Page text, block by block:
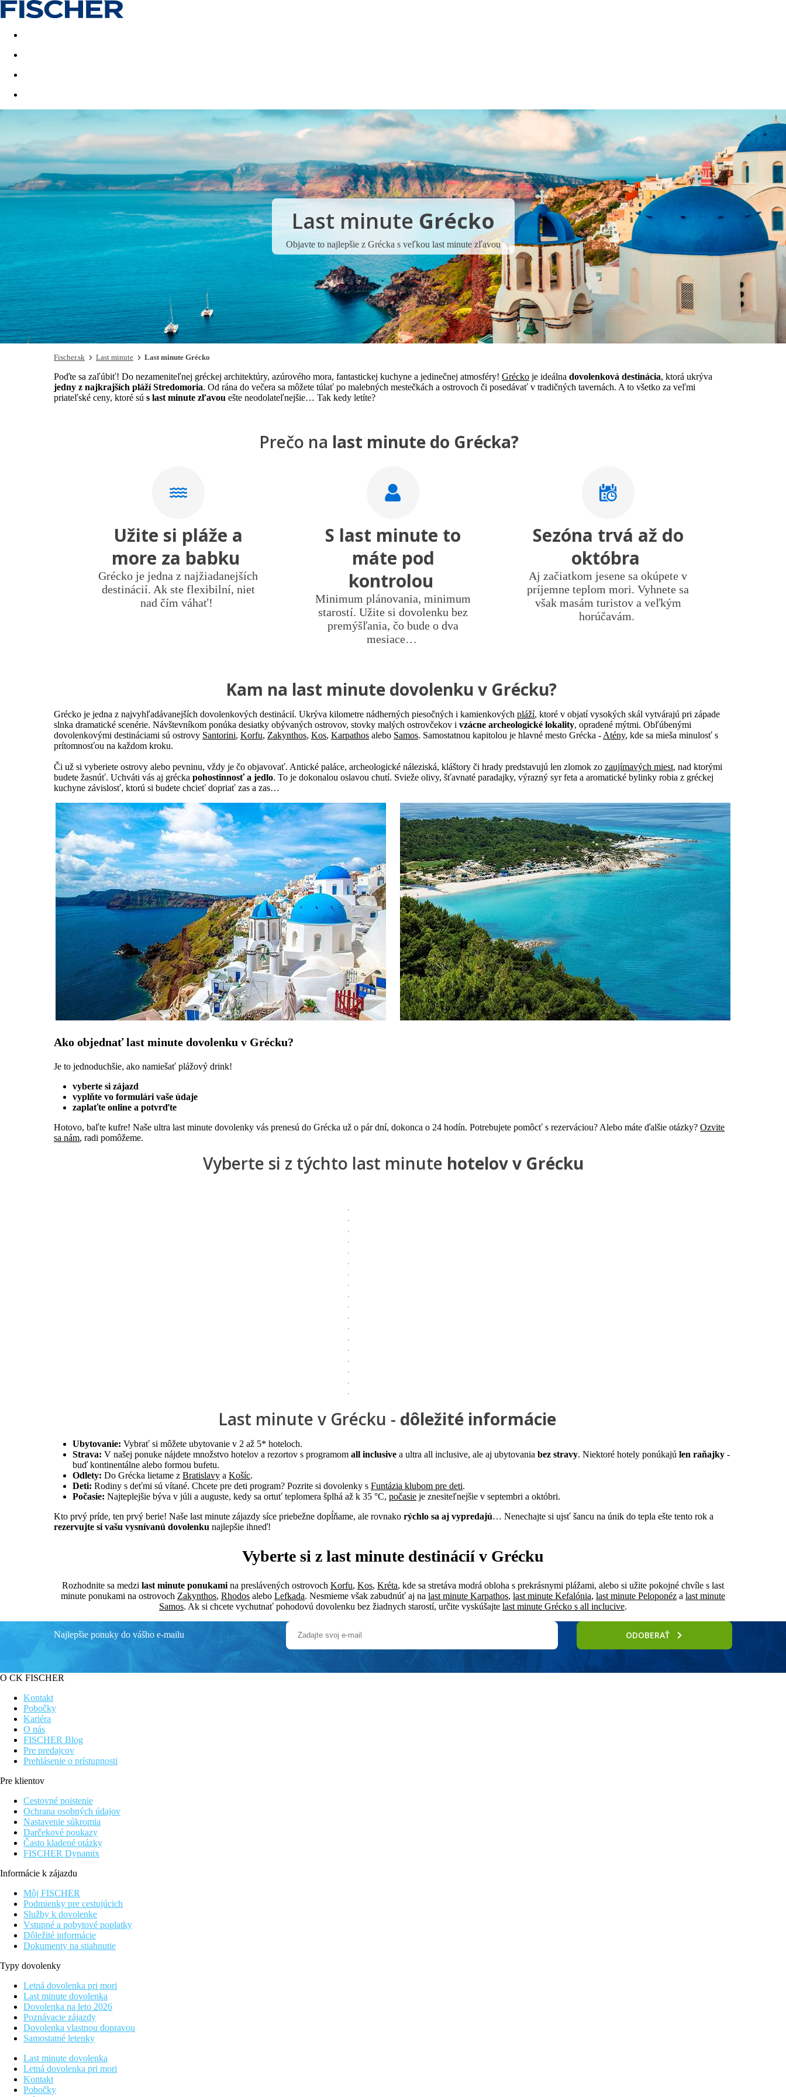
Last minute Dovolenkové kluby
Last minute Grécko
Objavte to najlepšie z Grécka s veľkou last minute zľavou
Fischer.sk Last minute Last minute Grécko
Poďte sa zaľúbiť! Do nezameniteľnej gréckej architektúry, azúrového mora, fantastickej kuchyne a jedinečnej atmosféry! Grécko je ideálna dovolenková destinácia, ktorá ukrýva
jedny z najkrajších pláží Stredomoria. Od rána do večera sa môžete túlať po malebných mestečkách a ostrovoch či posedávať v tradičných tavernách. A to všetko za veľmi
priateľské ceny, ktoré sú s last minute zľavou ešte neodolateľnejšie… Tak kedy letíte?
Prečo na last minute do Grécka?
Užite si pláže a
more za babku
Grécko je jedna z najžiadanejších
destinácií. Ak ste flexibilní, niet
nad čím váhať!
S last minute to
máte pod
kontrolou
Minimum plánovania, minimum
starostí. Užite si dovolenku bez
premýšľania, čo bude o dva
mesiace…
Sezóna trvá až do
októbra
Aj začiatkom jesene sa okúpete v
príjemne teplom mori. Vyhnete sa
však masám turistov a veľkým
horúčavám.
Kam na last minute dovolenku v Grécku?
Grécko je jedna z najvyhľadávanejších dovolenkových destinácií. Ukrýva kilometre nádherných piesočných i kamienkových pláží, ktoré v objatí vysokých skál vytvárajú pri západe
slnka dramatické scenérie. Návštevníkom ponúka desiatky obývaných ostrovov, stovky malých ostrovčekov i vzácne archeologické lokality, opradené mýtmi. Obľúbenými
dovolenkovými destináciami sú ostrovy Santorini, Korfu, Zakynthos, Kos, Karpathos alebo Samos. Samostatnou kapitolou je hlavné mesto Grécka - Atény, kde sa mieša minulosť s
prítomnosťou na každom kroku.
Či už si vyberiete ostrovy alebo pevninu, vždy je čo objavovať. Antické paláce, archeologické náleziská, kláštory či hrady predstavujú len zlomok zo zaujímavých miest, nad ktorými
budete žasnúť. Uchváti vás aj grécka pohostinnosť a jedlo. To je dokonalou oslavou chutí. Svieže olivy, šťavnaté paradajky, výrazný syr feta a aromatické bylinky robia z gréckej
kuchyne závislosť, ktorú si budete chcieť dopriať zas a zas…
Ako objednať last minute dovolenku v Grécku?
Je to jednoduchšie, ako namiešať plážový drink!
vyberte si zájazd
vyplňte vo formulári vaše údaje
zaplaťte online a potvrďte
Hotovo, baľte kufre! Naše ultra last minute dovolenky vás prenesú do Grécka už o pár dní, dokonca o 24 hodín. Potrebujete pomôcť s rezerváciou? Alebo máte ďalšie otázky? Ozvite
sa nám, radi pomôžeme.
Vyberte si z týchto last minute hotelov v Grécku
Last minute v Grécku - dôležité informácie
Ubytovanie: Vybrať si môžete ubytovanie v 2 až 5* hoteloch.
Strava: V našej ponuke nájdete množstvo hotelov a rezortov s programom all inclusive a ultra all inclusive, ale aj ubytovania bez stravy. Niektoré hotely ponúkajú len raňajky -
buď kontinentálne alebo formou bufetu.
Odlety: Do Grécka lietame z Bratislavy a Košíc.
Deti: Rodiny s deťmi sú vítané. Chcete pre deti program? Pozrite si dovolenky s Funtázia klubom pre deti.
Počasie: Najteplejšie býva v júli a auguste, kedy sa ortuť teplomera šplhá až k 35 °C, počasie je znesiteľnejšie v septembri a októbri.
Kto prvý príde, ten prvý berie! Naše last minute zájazdy síce priebežne dopĺňame, ale rovnako rýchlo sa aj vypredajú… Nenechajte si ujsť šancu na únik do tepla ešte tento rok a
rezervujte si vašu vysnívanú dovolenku najlepšie ihneď!
Vyberte si z last minute destinácií v Grécku
Rozhodnite sa medzi last minute ponukami na preslávených ostrovoch Korfu, Kos, Kréta, kde sa stretáva modrá obloha s prekrásnymi plážami, alebo si užite pokojné chvíle s last
minute ponukami na ostrovoch Zakynthos, Rhodos alebo Lefkada. Nesmieme však zabudnúť aj na last minute Karpathos, last minute Kefalónia, last minute Peloponéz a last minute
Samos. Ak si chcete vychutnať pohodovú dovolenku bez žiadnych starostí, určite vyskúšajte last minute Grécko s all inclucive.
Najlepšie ponuky do vášho e-mailu ODOBERAŤ
O CK FISCHER
Kontakt
Pobočky
Kariéra
O nás
FISCHER Blog
Pre predajcov
Prehlásenie o prístupnosti
Pre klientov
Cestovné poistenie
Ochrana osobných údajov
Nastavenie súkromia
Darčekové poukazy
Často kladené otázky
FISCHER Dynamix
Informácie k zájazdu
Môj FISCHER
Podmienky pre cestujúcich
Služby k dovolenke
Vstupné a pobytové poplatky
Dôležité informácie
Dokumenty na stiahnutie
Typy dovolenky
Letná dovolenka pri mori
Last minute dovolenka
Dovolenka na leto 2026
Poznávacie zájazdy
Dovolenka vlastnou dopravou
Samostatné letenky
Last minute dovolenka
Letná dovolenka pri mori
Kontakt
Pobočky